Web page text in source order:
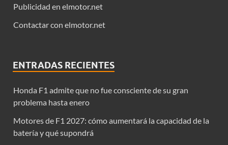
Publicidad en elmotor.net
Contactar con elmotor.net
ENTRADAS RECIENTES
Honda F1 admite que no fue consciente de su gran
problema hasta enero
Motores de F1 2027: cómo aumentará la capacidad de la
batería y qué supondrá